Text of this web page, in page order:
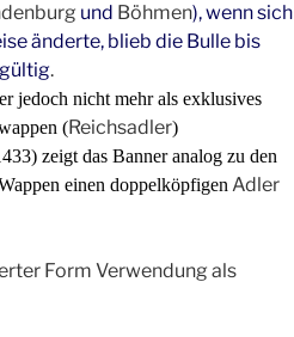
und Böhmen), wenn sich
änderte, blieb die Bulle bis
.
jedoch nicht mehr als exklusives
(Reichsadler)
zeigt das Banner analog zu den
einen doppelköpfigen Adler
Form Verwendung als